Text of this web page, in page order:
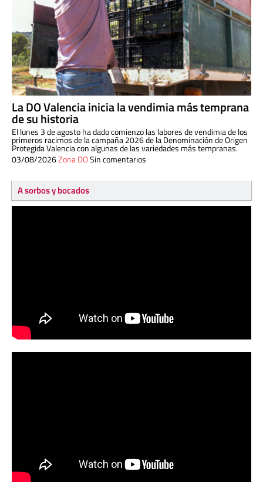
La DO Valencia inicia la vendimia más temprana
de su historia
El lunes 3 de agosto ha dado comienzo las labores de vendimia de los
primeros racimos de la campaña 2026 de la Denominación de Origen
Protegida Valencia con algunas de las variedades más tempranas.
03/08/2026Zona DOSin comentarios
A sorbos y bocados